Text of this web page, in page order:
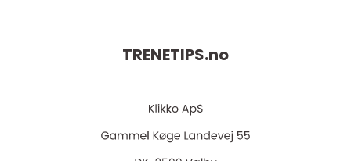
TRENETIPS.no